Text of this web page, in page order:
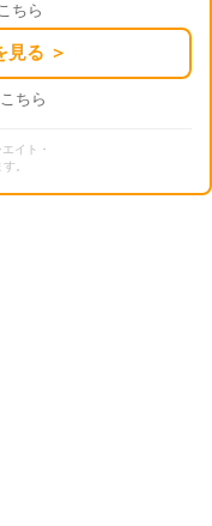
ちら
見る ＞
ちら
イト・
。